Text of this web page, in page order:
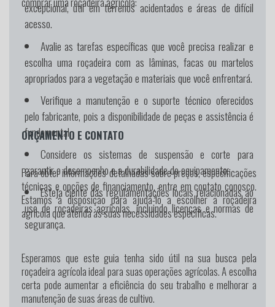
excepcional, útil em terrenos acidentados e áreas de difícil
acesso.
Avalie as tarefas específicas que você precisa realizar e
escolha uma roçadeira com as lâminas, facas ou martelos
apropriados para a vegetação e materiais que você enfrentará.
Verifique a manutenção e o suporte técnico oferecidos
pelo fabricante, pois a disponibilidade de peças e assistência é
fundamental.
Considere os sistemas de suspensão e corte para
garantir o desempenho e a durabilidade do equipamento.
Esteja ciente das regulamentações locais relacionadas ao
uso de roçadeiras agrícolas, incluindo licenças e normas de
segurança.
ORÇAMENTO E CONTATO
Para obter informações detalhadas sobre preços, especificações
técnicas e opções de financiamento, entre em contato conosco.
Estamos à disposição para ajudá-lo a escolher a roçadeira
agrícola que atenda às suas necessidades específicas.
Esperamos que este guia tenha sido útil na sua busca pela
roçadeira agrícola ideal para suas operações agrícolas. A escolha
certa pode aumentar a eficiência do seu trabalho e melhorar a
manutenção de suas áreas de cultivo.